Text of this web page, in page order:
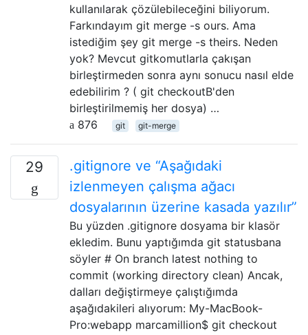
kullanılarak çözülebileceğini biliyorum.
Farkındayım git merge -s ours. Ama
istediğim şey git merge -s theirs. Neden
yok? Mevcut gitkomutlarla çakışan
birleştirmeden sonra aynı sonucu nasıl elde
edebilirim ? ( git checkoutB'den
birleştirilmemiş her dosya) …
876
git git-merge
29
.gitignore ve “Aşağıdaki
izlenmeyen çalışma ağacı
dosyalarının üzerine kasada yazılır”
Bu yüzden .gitignore dosyama bir klasör
ekledim. Bunu yaptığımda git statusbana
söyler # On branch latest nothing to
commit (working directory clean) Ancak,
dalları değiştirmeye çalıştığımda
aşağıdakileri alıyorum: My-MacBook-
Pro:webapp marcamillion$ git checkout